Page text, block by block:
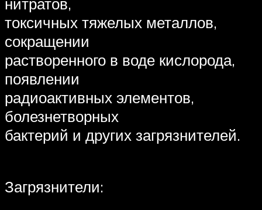
нитратов,
токсичных тяжелых металлов,
сокращении
растворенного в воде кислорода,
появлении
радиоактивных элементов,
болезнетворных
бактерий и других загрязнителей.
Загрязнители: